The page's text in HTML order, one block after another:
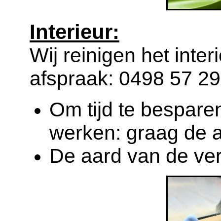
Interieur:
Wij reinigen het
afspraak: 0498 57
Om tijd te
werken: graag de
De aard van de